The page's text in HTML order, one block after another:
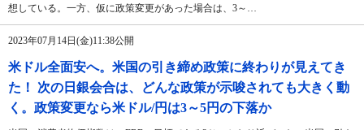
想している。一方、仮に政策変更があった場合は、3～…
2023年07月14日(金)11:38公開
米ドル全面安へ。米国の引き締め政策に終わりが見えてき
た！ 次の日銀会合は、どんな政策が示唆されても大きく動
く。政策変更なら米ドル/円は3～5円の下落か